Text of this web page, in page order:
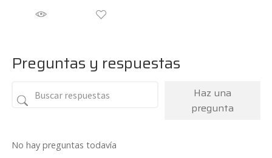
actual
Preguntas y respuestas
Haz una
pregunta
No hay preguntas todavía